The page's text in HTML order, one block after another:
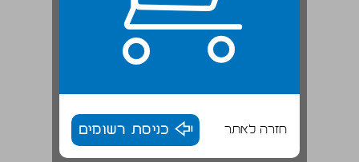
חזרה לאתר כניסת רשומים